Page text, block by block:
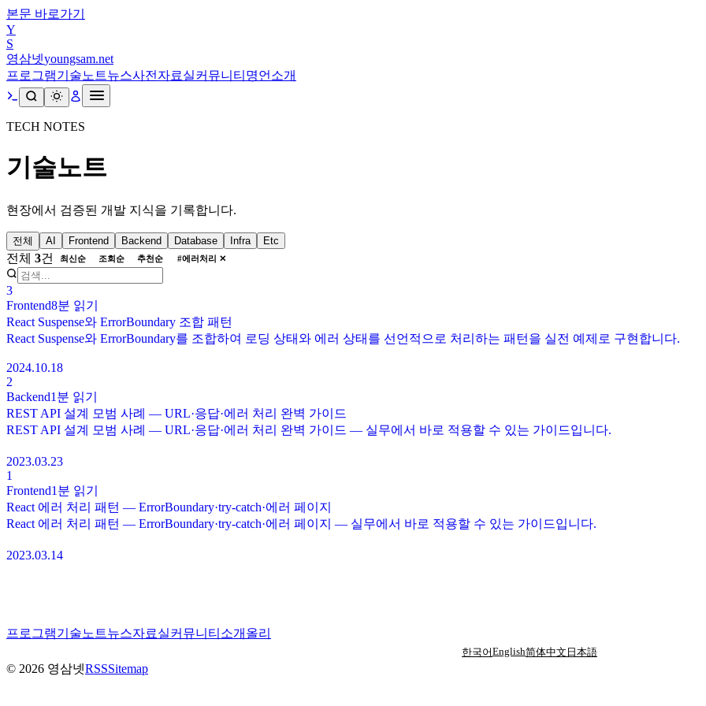
본문 바로가기
Y
S
영삼넷youngsam.net
프로그램기술노트뉴스사전 자료실커뮤니티 명언 소개
TECH NOTES
기술노트
현장에서 검증된 개발 지식을 기록합니다.
전체 AI Frontend Backend Database Infra Etc
전체 3건 최신순 조회순 추천순 #에러처리 ✕
3
Frontend8분 읽기
React Suspense와 ErrorBoundary 조합 패턴
React Suspense와 ErrorBoundary를 조합하여 로딩 상태와 에러 상태를 선언적으로 처리하는 패턴을 실전 예제로 구현합니다.
2024.10.18
2
Backend1분 읽기
REST API 설계 모범 사례 — URL·응답·에러 처리 완벽 가이드
REST API 설계 모범 사례 — URL·응답·에러 처리 완벽 가이드 — 실무에서 바로 적용할 수 있는 가이드입니다.
2023.03.23
1
Frontend1분 읽기
React 에러 처리 패턴 — ErrorBoundary·try-catch·에러 페이지
React 에러 처리 패턴 — ErrorBoundary·try-catch·에러 페이지 — 실무에서 바로 적용할 수 있는 가이드입니다.
2023.03.14
프로그램기술노트뉴스자료실커뮤니티 소개 올리
한국어English简体中文 日本語
© 2026 영삼넷RSSSitemap